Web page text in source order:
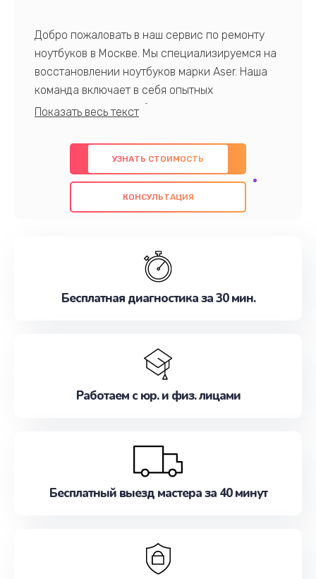
Добро пожаловать в наш сервис по ремонту
ноутбуков в Москве. Мы специализируемся на
восстановлении ноутбуков марки Aser. Наша
команда включает в себя опытных
профессионалов с обширными знаниями и
предлагаем быстрый и качественный ремонт с
использованием оригинальных компонентов, а
также гарантируем качество всех
проведенных работ. Наша цель - предоставить
наилучшим образом. Не медлите записаться на
УЗНАТЬ СТОИМОСТЬ
КОНСУЛЬТАЦИЯ
Бесплатная диагностика за 30 мин.
Работаем с юр. и физ. лицами
Бесплатный выезд мастера за 40 минут